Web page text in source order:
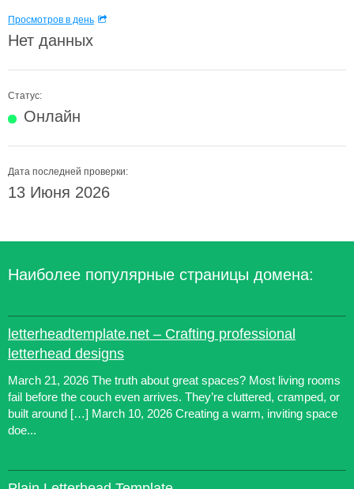
Просмотров в день
Нет данных
Статус:
Онлайн
Дата последней проверки:
13 Июня 2026
Наиболее популярные страницы домена:
letterheadtemplate.net – Crafting professional
letterhead designs
March 21, 2026 The truth about great spaces? Most living rooms
fail before the couch even arrives. They’re cluttered, cramped, or
built around […] March 10, 2026 Creating a warm, inviting space
doe...